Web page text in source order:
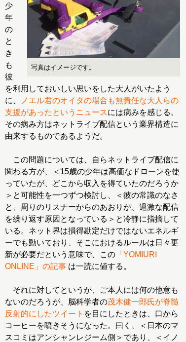
写真はイメージです。
少
年
の
と
き
も
彼
を利用しておいしい思いをした大人がいたよう
に、
ノエル君のオイタの場合も無責任な大人らの
支援があったというニュースには病みを感じる。
その病み方はネットライブ配信という業界構造に
由来するものであるようだ。
この問題については、自らネットライブ配信に
関わる方が、＜15歳の少年は高価なドローンを使
っていたが、どこから収入を得ていたのだろうか
＞と可能性を一つずつ検討し、＜彼の常識のなさ
と、周りのリスナーからのあおりが、過激な配信
を繰り返す原因となっている＞と冷静に指摘して
いる。ネット界は損得勘定だけではないエネルギ
ーでも動いており、そこにおけるルールは日々更
新が必要だという意味で、この 「YOMIURI
ONLINE」の記事 は一読に値する。
それに対してというか、ご本人には何の他意も
ないのだろうが、脳科学者の茂木健一郎氏が脊髄
反射的にしたツイート を目にしたときは、口から
コーヒーを噴きそうになった。曰く、＜日本のマ
スコミはアンシャンレジーム側＞であり、＜イノ